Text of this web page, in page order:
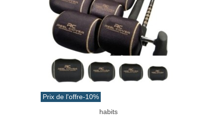
Prix de l'offre-10%
habits